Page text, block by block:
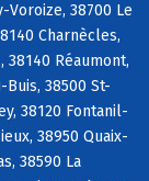
Voroize, 38700 Le
Charnècles,
38140 Réaumont,
Buis, 38500 St-
38120 Fontanil-
38950 Quaix-
38590 La